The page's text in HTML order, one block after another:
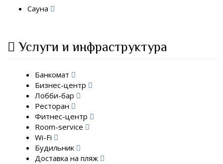
Сауна
Услуги и инфраструктура
Банкомат
Бизнес-центр
Лобби-бар
Ресторан
Фитнес-центр
Room-service
Wi-Fi
Будильник
Доставка на пляж